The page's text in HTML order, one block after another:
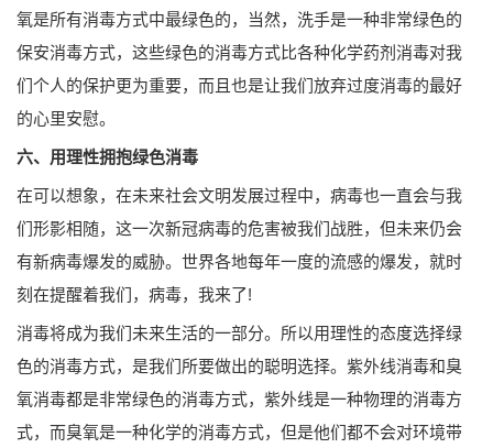
氧是所有消毒方式中最绿色的，当然，洗手是一种非常绿色的
保安消毒方式，这些绿色的消毒方式比各种化学药剂消毒对我
们个人的保护更为重要，而且也是让我们放弃过度消毒的最好
的心里安慰。
六、用理性拥抱绿色消毒
在可以想象，在未来社会文明发展过程中，病毒也一直会与我
们形影相随，这一次新冠病毒的危害被我们战胜，但未来仍会
有新病毒爆发的威胁。世界各地每年一度的流感的爆发，就时
刻在提醒着我们，病毒，我来了!
消毒将成为我们未来生活的一部分。所以用理性的态度选择绿
色的消毒方式，是我们所要做出的聪明选择。紫外线消毒和臭
氧消毒都是非常绿色的消毒方式，紫外线是一种物理的消毒方
式，而臭氧是一种化学的消毒方式，但是他们都不会对环境带